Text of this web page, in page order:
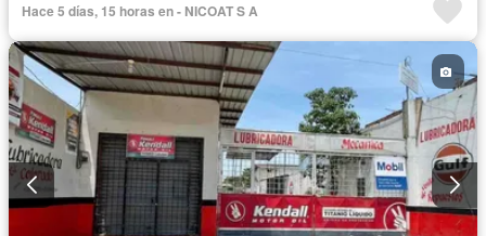
Hace 5 días, 15 horas en - NICOAT S A